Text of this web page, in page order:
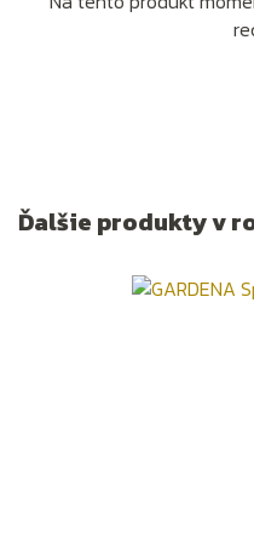
Ďalšie produkty v